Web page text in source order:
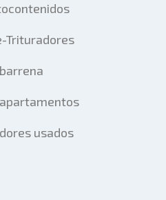
Trituradores
usados